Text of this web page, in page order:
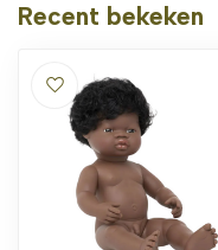
Recent bekeken